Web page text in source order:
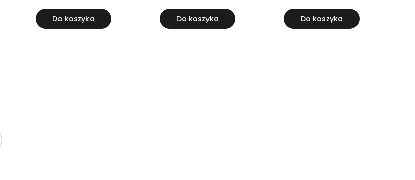
Do koszyka Do koszyka Do koszyka